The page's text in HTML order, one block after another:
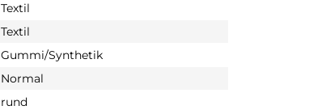
Textil
Textil
Gummi/Synthetik
Normal
rund